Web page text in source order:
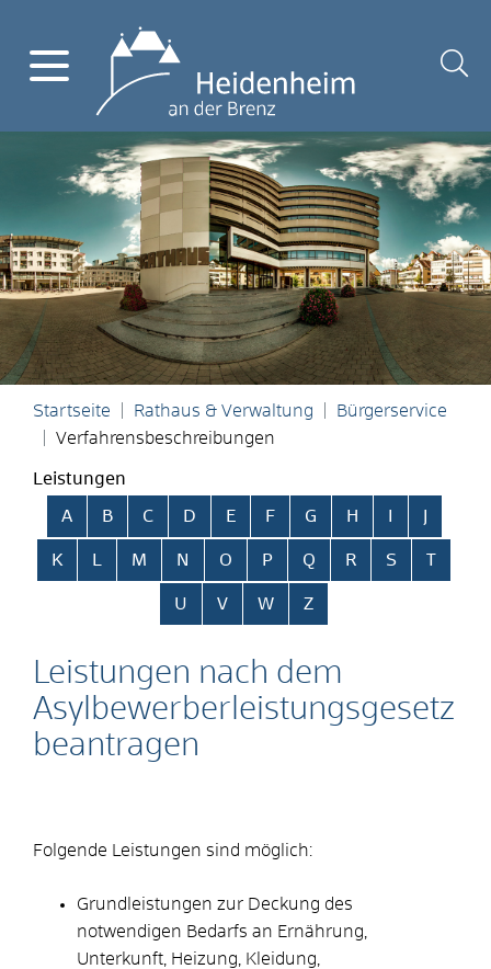
Startseite Rathaus & Verwaltung
Bürgerservice
Verfahrensbeschreibungen
Leistungen
Alphabetisches Register überspringen
A B C D E F G H
K L M N O P Q R S T
U V W Z
Leistungen nach dem
Asylbewerberleistungsgesetz
beantragen
Folgende Leistungen sind möglich:
Grundleistungen zur Deckung des
notwendigen Bedarfs an Ernährung,
Unterkunft, Heizung, Kleidung,